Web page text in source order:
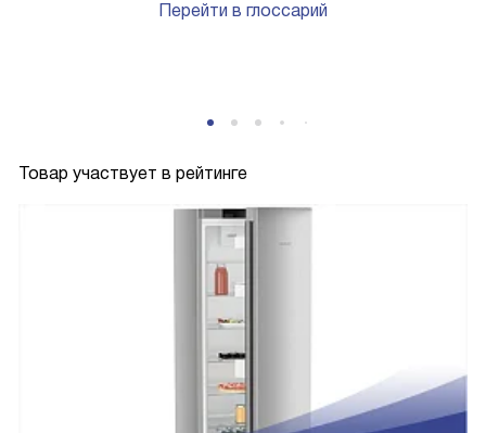
Перейти в глоссарий
Товар участвует в рейтинге